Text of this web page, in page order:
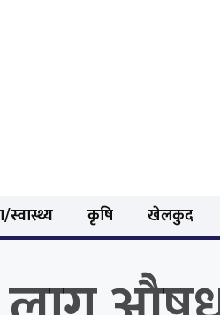
स्वास्थ्य कृषि खेलकुद